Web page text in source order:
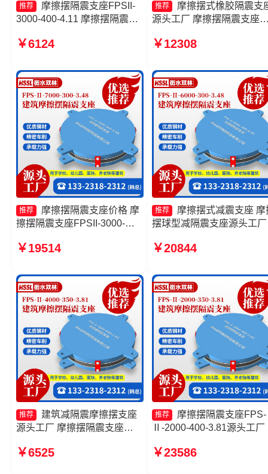
推荐
摩擦摆隔震支座FPSII-
3000-400-4.11 摩擦摆隔震支
厂家 摩擦滑移隔震支座源头工
￥6124
推荐
摩擦摆式橡胶隔震支
源头工厂 摩擦摆隔震支座
隔震支座FPSII-8000-300-
FPSII-5000-350-3.81厂家
￥12308
推荐
摩擦摆隔震支座价格 摩
擦摆隔震支座FPSII-3000-
工厂 摩擦摆隔震支座FPSII-
￥19514
推荐
摩擦摆式减震支座 摩
摆球型减隔震支座源头工
生产厂家 摩擦摆隔振支座
￥20844
推荐
建筑减隔震摩擦摆支座
源头工厂 摩擦摆隔震支座
擦摆隔震支座FPSII-3000-
￥6525
推荐
摩擦摆隔震支座FPS-
Ⅱ-2000-400-3.81源头工厂
摩擦摆支座价格 摩擦摆支
￥23586